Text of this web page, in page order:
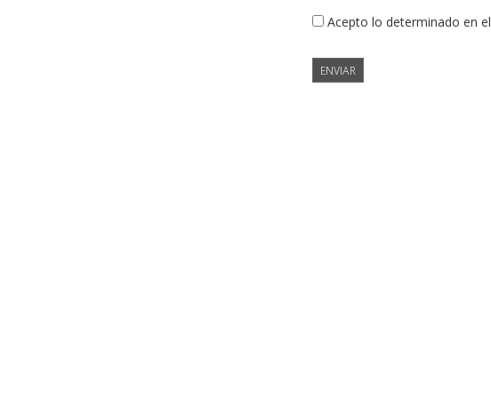
Acepto lo determinado en el
ENVIAR